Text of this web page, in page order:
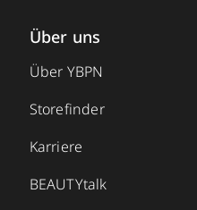
Über uns
Über YBPN
Storefinder
Karriere
BEAUTYtalk